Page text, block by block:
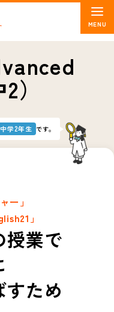
）
中学2年生 です。
ー」
」
授業で
すため